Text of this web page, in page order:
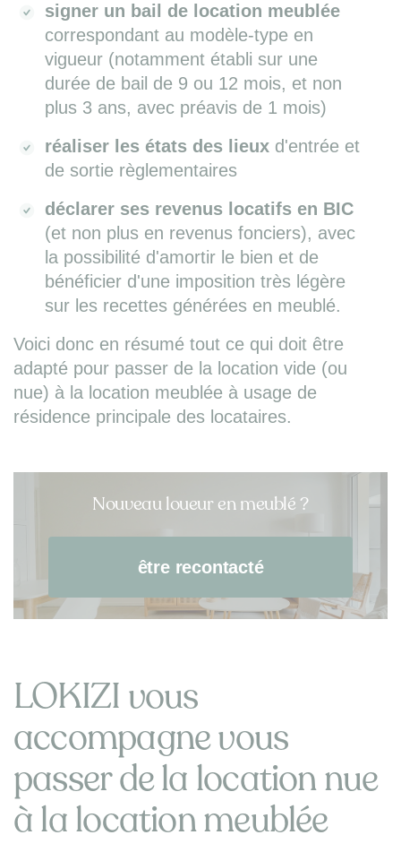
signer un bail de location meublée
correspondant au modèle-type en
vigueur (notamment établi sur une
durée de bail de 9 ou 12 mois, et non
plus 3 ans, avec préavis de 1 mois)
réaliser les états des lieux d'entrée et
de sortie règlementaires
déclarer ses revenus locatifs en BIC
(et non plus en revenus fonciers), avec
la possibilité d'amortir le bien et de
bénéficier d'une imposition très légère
sur les recettes générées en meublé.
Voici donc en résumé tout ce qui doit être
adapté pour passer de la location vide (ou
nue) à la location meublée à usage de
résidence principale des locataires.
Nouveau loueur en meublé ?
être recontacté
LOKIZI vous
accompagne vous
passer de la location nue
à la location meublée